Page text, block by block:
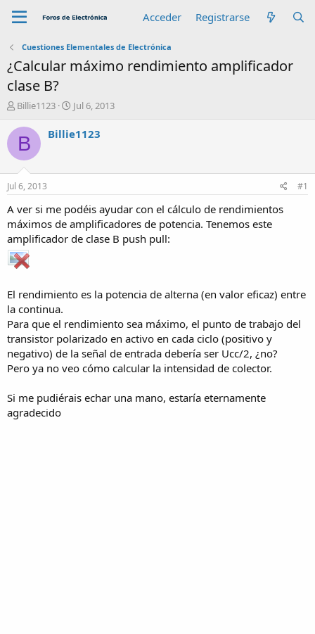
Acceder Registrarse
Cuestiones Elementales de Electrónica
¿Calcular máximo rendimiento amplificador
clase B?
A
t
o
r
Billie1123
F
c
n
c
i
Jul 6, 2013
B Billie1123
Jul 6, 2013 #1
A ver si me podéis ayudar con el cálculo de rendimientos
máximos de amplificadores de potencia. Tenemos este
amplificador de clase B push pull:
El rendimiento es la potencia de alterna (en valor eficaz) entre
la continua.
Para que el rendimiento sea máximo, el punto de trabajo del
transistor polarizado en activo en cada ciclo (positivo y
negativo) de la señal de entrada debería ser Ucc/2, ¿no?
Pero ya no veo cómo calcular la intensidad de colector.
Si me pudiérais echar una mano, estaría eternamente
agradecido